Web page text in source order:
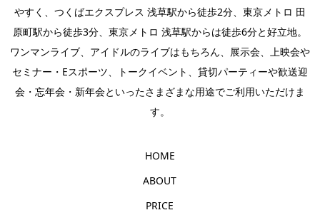
やすく、つくばエクスプレス 浅草駅から徒歩2分、東京メトロ 田
原町駅から徒歩3分、東京メトロ 浅草駅からは徒歩6分と好立地。
ワンマンライブ、 アイドルのライブはもちろん、 展示会、上映会や
セミナー・ Eスポーツ、 トークイベント 、 貸切パーティーや歓送迎
会・忘年会・新年会といったさまざまな用途でご利用いただけま
す。
HOME
ABOUT
PRICE